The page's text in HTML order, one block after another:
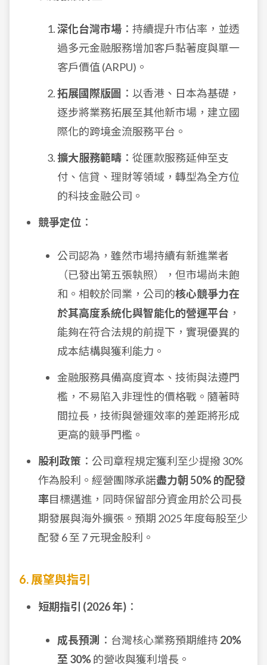
深化台灣市場 ：持續提升市佔率，並透
過多元金融服務增加客戶黏著度與單一
客戶價值 (ARPU)。
拓展國際版圖 ：以香港、日本為基礎，
逐步將業務拓展至其他新市場，建立國
際化的跨境金流服務平台。
擴大服務範疇 ：從匯款服務延伸至支
付、信貸、理財等領域，轉型為全方位
的科技金融公司。
競爭定位 ：
公司認為，雖然市場持續有新進業者
（已發出第五張執照），但市場尚未飽
和。相較於同業，公司的核心競爭力在
於其高度系統化與智能化的營運平台 ，
能夠在符合法規的前提下，實現優異的
成本結構與獲利能力。
金融服務具備高度資本、技術與法遵門
檻，不易陷入非理性的價格戰。隨著時
間拉長，技術與營運效率的差距將形成
更高的競爭門檻。
股利政策 ：公司章程規定獲利至少提撥 30%
作為股利。經營團隊承諾盡力朝 50% 的配發
率目標邁進，同時保留部分資金用於公司長
期發展與海外擴張。預期 2025 年度每股至少
配發 6 至 7 元現金股利。
6. 展望與指引
短期指引 (2026 年) ：
成長預測 ：台灣核心業務預期維持20%
至 30%的營收與獲利增長。